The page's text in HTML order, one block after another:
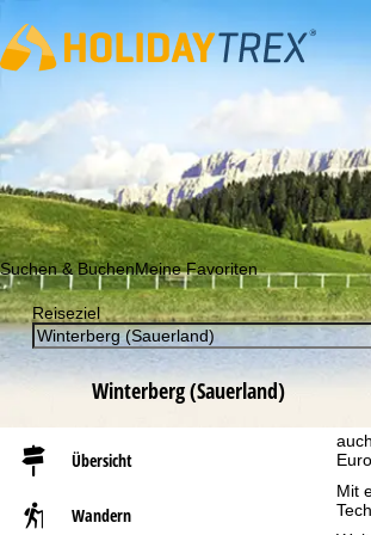
Für
Mit
Abonnieren Sie unseren Newsletter und
Suchen & BuchenMeine Favoriten
Reiseziel
Winterberg (Sauerland)
Übersicht
Wandern